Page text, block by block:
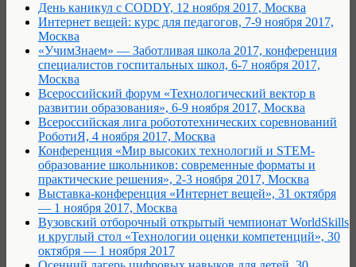
День каникул с CODDY, 12 ноября 2017, Москва
Интернет вещей: курс для педагогов, 7-9 ноября 2017,
Москва
«УчимЗнаем» — Заботливая школа 2017, конференция
специалистов госпитальных школ, 6-7 ноября 2017,
Москва
Всероссийский форум «Технологический вектор в
развитии образования», 6-9 ноября 2017, Москва
Всероссийская лига робототехнических соревнований
РоботиЯ, 4 ноября 2017, Москва
Конференция «Мир высоких технологий и STEM-
образование школьников: современные форматы и
практические решения», 2-3 ноября 2017, Москва
Выставка-конференция «Интернет вещей», 31 октября
— 1 ноября 2017, Москва
Вузовский отборочный открытый чемпионат WorldSkills
и круглый стол «Технологии оценки компетенций», 30
октября — 1 ноября 2017